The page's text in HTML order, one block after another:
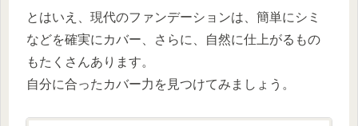
とはいえ、現代のファンデーションは、簡単にシミ
などを確実にカバー、さらに、自然に仕上がるもの
もたくさんあります。
自分に合ったカバー力を見つけてみましょう。